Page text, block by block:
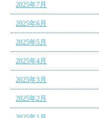
2025年7月
2025年6月
2025年5月
2025年4月
2025年3月
2025年2月